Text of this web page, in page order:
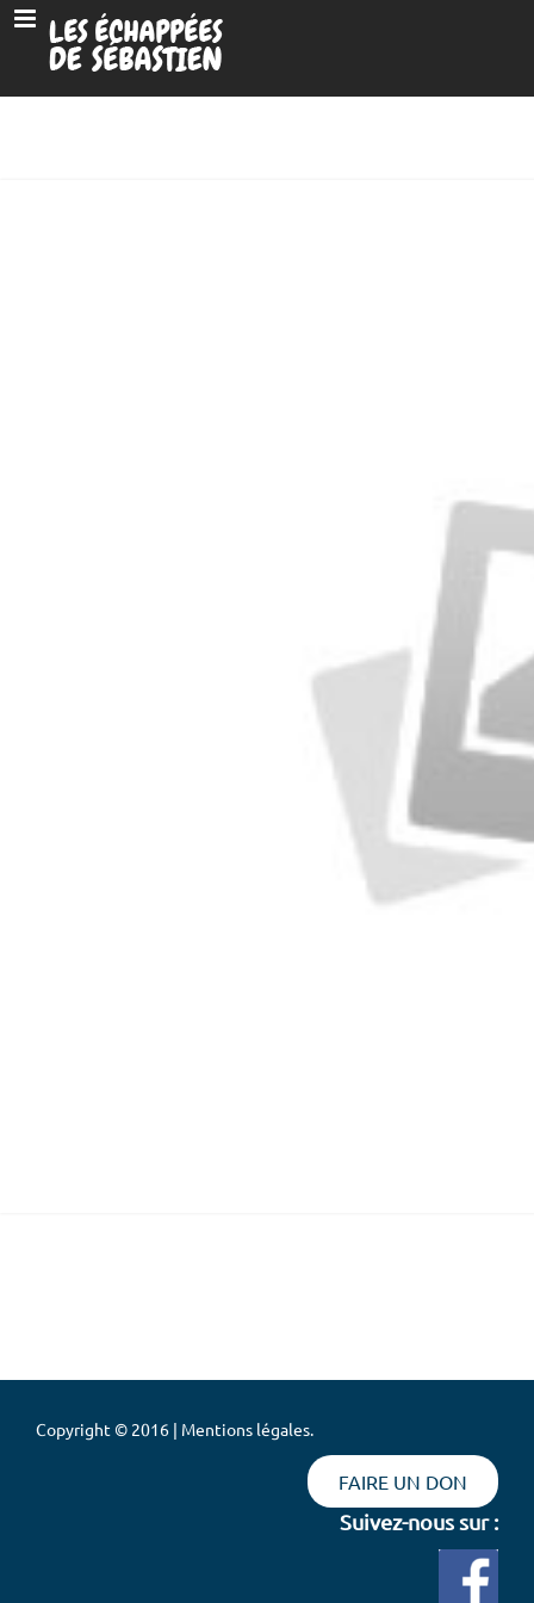
Copyright © 2016 | Mentions légales.
FAIRE UN DON
Suivez-nous sur :